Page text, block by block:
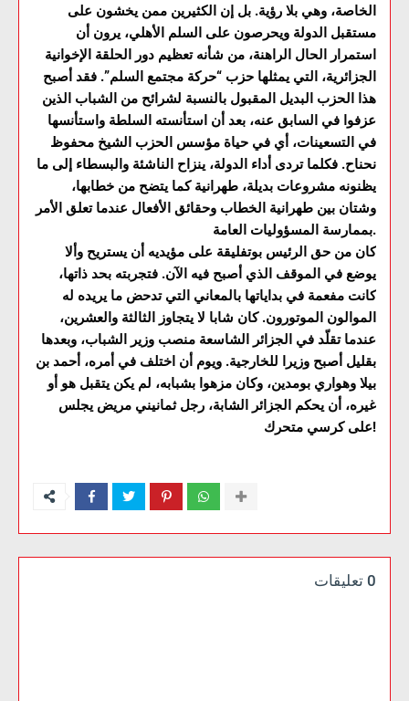
الخاصة، وهي بلا رؤية. بل إن الكثيرين ممن يخشون على
مستقبل الدولة ويحرصون على السلم الأهلي، يرون أن
استمرار الحال الراهنة، من شأنه تعظيم دور الحلقة الإخوانية
الجزائرية، التي يمثلها حزب “حركة مجتمع السلم”. فقد أصبح
هذا الحزب البديل المقبول بالنسبة لشرائح من الشباب الذين
عزفوا في السابق عنه، بعد أن استأنسته السلطة واستأنسها
في التسعينات، أي في حياة مؤسس الحزب الشيخ محفوظ
نحناح. فكلما تردى أداء الدولة، ينزاح الناشئة والبسطاء إلى ما
يظنونه مشروعات بديلة، طهرانية كما يتضح من خطابها،
وشتان بين طهرانية الخطاب وحقائق الأفعال عندما تعلق الأمر
بممارسة المسؤوليات العامة.
كان من حق الرئيس بوتفليقة على مؤيديه أن يستريح وألا
يوضع في الموقف الذي أصبح فيه الآن. فتجربته بحد ذاتها،
كانت مفعمة في بداياتها بالمعاني التي تدحض ما يريده له
الموالون الموتورون. كان شابا لا يتجاوز الثالثة والعشرين،
عندما تقلّد في الجزائر الشاسعة منصب وزير الشباب، وبعدها
بقليل أصبح وزيرا للخارجية. ويوم أن اختلف في أمره، أحمد بن
بيلا وهواري بومدين، وكان مزهوا بشبابه، لم يكن يتقبل هو أو
غيره، أن يحكم الجزائر الشابة، رجل ثمانيني مريض يجلس
على كرسي متحرك!
0 تعليقات